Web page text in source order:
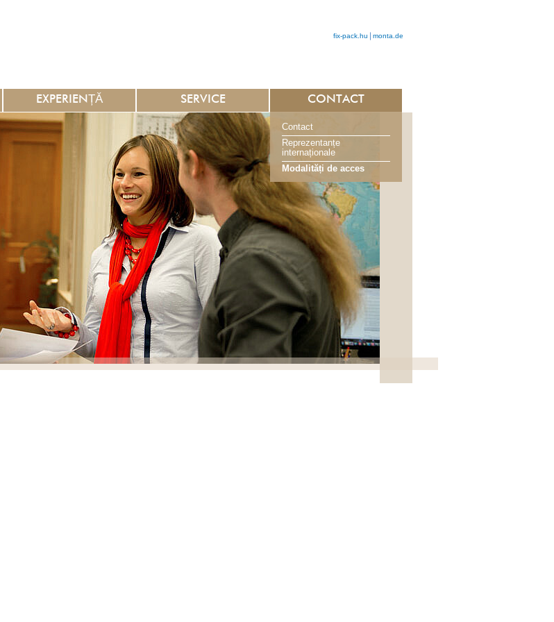
fix-pack.hu monta.de
EXPERIENȚĂ SERVICE CONTACT
Contact
Reprezentanțe
internaționale
Modalități de acces